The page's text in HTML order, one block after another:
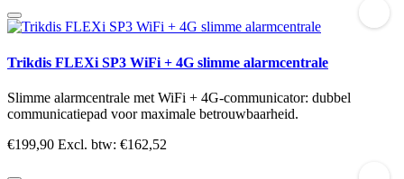
Trikdis FLEXi SP3 WiFi + 4G slimme alarmcentrale
Slimme alarmcentrale met WiFi + 4G-communicator: dubbel
communicatiepad voor maximale betrouwbaarheid.
€199,90 Excl. btw: €162,52